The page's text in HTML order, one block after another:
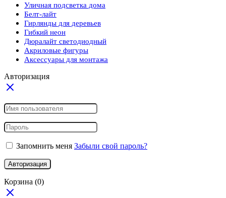
Уличная подсветка дома
Белт-лайт
Гирлянды для деревьев
Гибкий неон
Дюралайт светодиодный
Акриловые фигуры
Аксессуары для монтажа
Авторизация
Запомнить меня Забыли свой пароль?
Авторизация
Корзина (0)